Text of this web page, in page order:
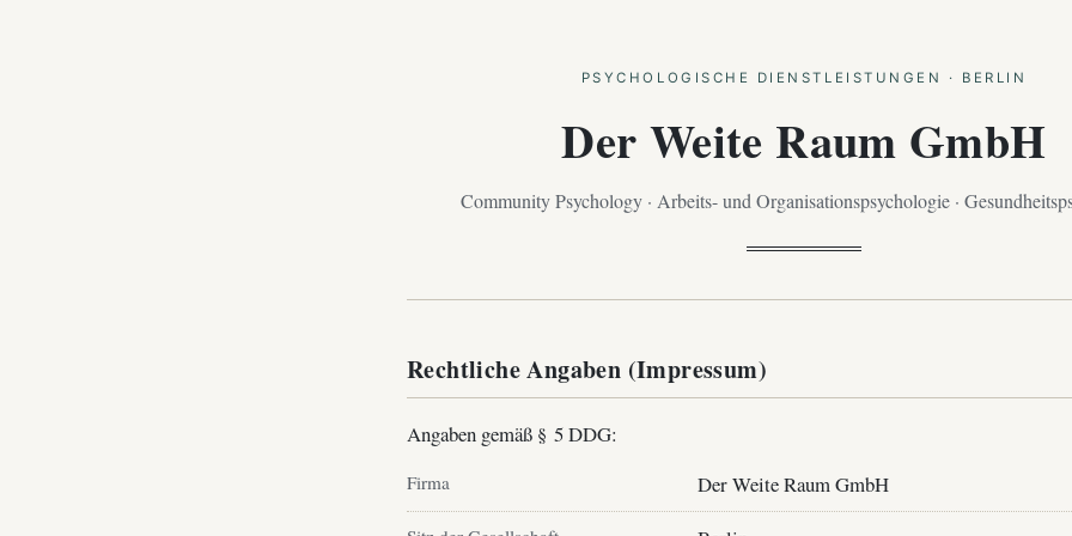
PSYCHOLOGISCHE DIENSTLEISTUNGEN · BERLIN
Der Weite Raum GmbH
Community Psychology · Arbeits- und Organisationspsychologie ·
Rechtliche Angaben (Impressum)
Angaben gemäß § 5 DDG:
Firma Der Weite Raum GmbH